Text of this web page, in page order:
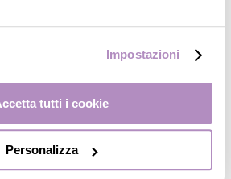
Impostazioni
tutti i cookie
Personalizza